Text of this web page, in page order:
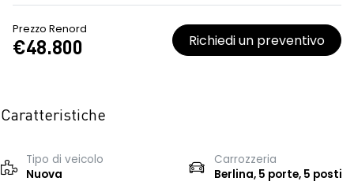
Prezzo Renord
€48.800 Richiedi un preventivo
Caratteristiche
Tipo di veicolo
Nuova
Carrozzeria
Berlina, 5 porte, 5 posti